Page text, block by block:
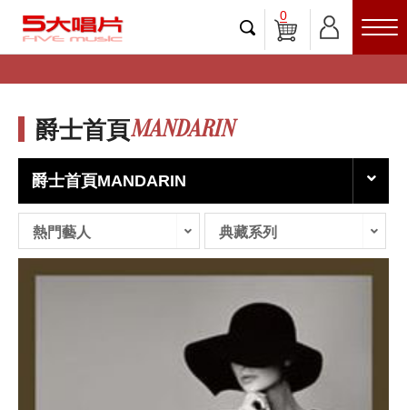
0
爵士首頁MANDARIN
爵士首頁MANDARIN
熱門藝人 典藏系列